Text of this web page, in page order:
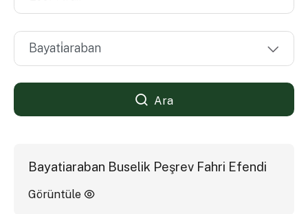
Ara
Bayatiaraban Buselik Peşrev Fahri Efendi
Görüntüle